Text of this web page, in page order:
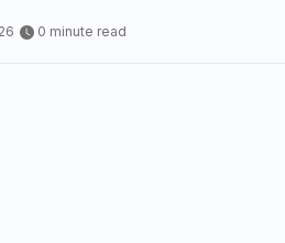
0 minute read